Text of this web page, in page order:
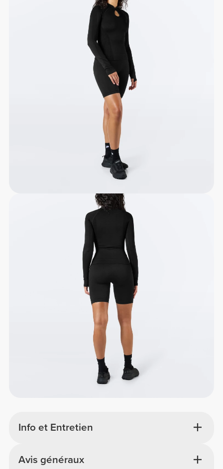
Info et Entretien
Avis généraux